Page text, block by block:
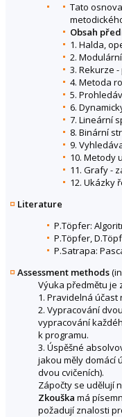
Tato
Obsah
1. Halda,
2.
3. Rekurze
4. Metoda
5.
6.
7. Lineární
8. Binární
9.
10. Metody
11. Grafy -
12. Ukázky
Literature
P.Töpfer:
P.Töpfer,
P.Satrapa:
Assessment methods
Výuka předmětu je
1. Pravidelná účast
2. Vypracování
vypracování
k programu.
3. Úspěšné
jakou měly domácí
dvou cvičeních).
Zápočty se udělují
Zkouška má
požadují znalosti